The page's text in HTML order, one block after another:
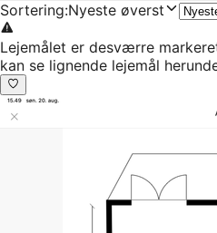
Sortering:Nyeste øverst
Lejemålet er desværre
kan se lignende lejemål